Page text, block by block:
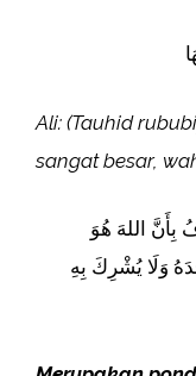
Ali: (Tauhid
sangat besar,
بِأَنَّ اللهَ هُوَ
وَلَا يُشْرِكَ بِهِ